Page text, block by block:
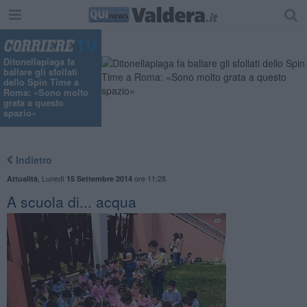
Ditonellapiaga fa
ballare gli sfollati
dello Spin Time a
Roma: «Sono molto
grata a questo
spazio»
Indietro
Attualità Lunedì 15 Settembre 2014ore 11:28
A scuola di... acqua